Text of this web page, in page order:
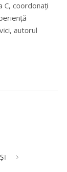
C, coordonați
autorul